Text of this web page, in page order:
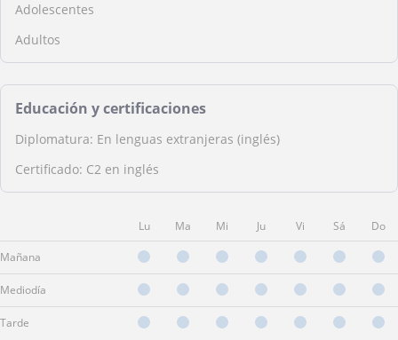
Adolescentes
Adultos
Educación y certificaciones
Diplomatura: En lenguas extranjeras (inglés)
Certificado: C2 en inglés
Lu Ma Mi Ju Vi Sá Do
Mañana
Mediodía
Tarde